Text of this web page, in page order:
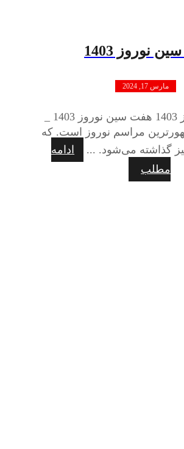
نوروز 1403
مارس 17, 2024
مراسم نوروز است. که
گذاشته می‌شود. ...
ادامه
مطلب